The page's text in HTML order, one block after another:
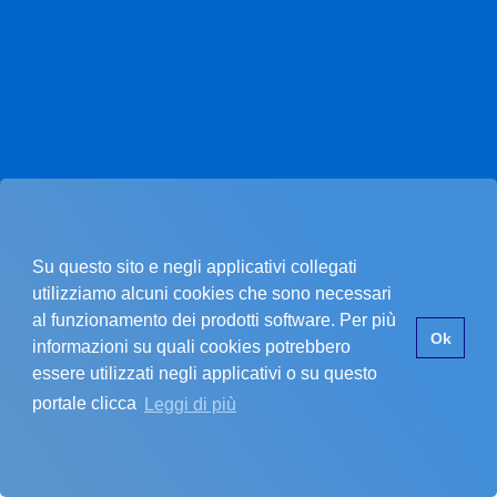
Pagina non trovata.
La pagina che stai cercando non esiste.
SI È VERIFICATO UN PROBLEMA
Su questo sito e negli applicativi collegati
utilizziamo alcuni cookies che sono necessari
al funzionamento dei prodotti software. Per più
informazioni su quali cookies potrebbero
essere utilizzati negli applicativi o su questo
portale clicca
Leggi di più
Ok